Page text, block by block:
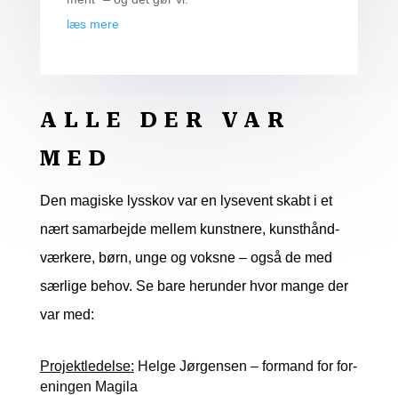
læs mere
ALLE DER VAR
MED
Den magi­ske lys­skov var en lyse­vent skabt i et
nært sam­ar­bej­de mel­lem kunst­ne­re, kunst­hånd­
vær­ke­re, børn, unge og voks­ne – også de med
sær­li­ge behov. Se bare her­un­der hvor man­ge der
var med:
Pro­jekt­le­del­se: Hel­ge Jør­gen­sen – for­mand for for­
e­nin­gen Magila